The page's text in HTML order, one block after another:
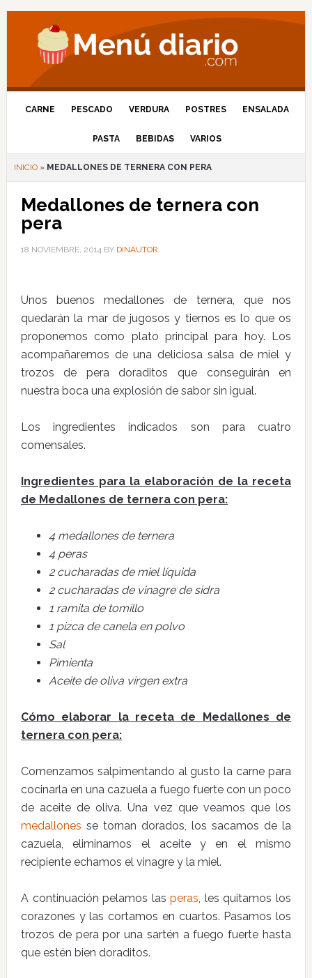
CARNE PESCADO VERDURA POSTRES ENSALADA
PASTA BEBIDAS VARIOS
INICIO» MEDALLONES DE TERNERA CON PERA
Medallones de ternera con
pera
18 NOVIEMBRE, 2014BY DINAUTOR
Unos buenos medallones de ternera, que nos
quedarán la mar de jugosos y tiernos es lo que os
proponemos como plato principal para hoy. Los
acompañaremos de una deliciosa salsa de miel y
trozos de pera doraditos que conseguirán en
nuestra boca una explosión de sabor sin igual.
Los ingredientes indicados son para cuatro
comensales.
Ingredientes para la elaboración de la receta
de Medallones de ternera con pera:
4 medallones de ternera
4 peras
2 cucharadas de miel líquida
2 cucharadas de vinagre de sidra
1 ramita de tomillo
1 pizca de canela en polvo
Sal
Pimienta
Aceite de oliva virgen extra
Cómo elaborar la receta de Medallones de
ternera con pera:
Comenzamos salpimentando al gusto la carne para
cocinarla en una cazuela a fuego fuerte con un poco
de aceite de oliva. Una vez que veamos que los
medallones se tornan dorados, los sacamos de la
cazuela, eliminamos el aceite y en el mismo
recipiente echamos el vinagre y la miel.
A continuación pelamos lasperas, les quitamos los
corazones y las cortamos en cuartos. Pasamos los
trozos de pera por una sartén a fuego fuerte hasta
que estén bien doraditos.